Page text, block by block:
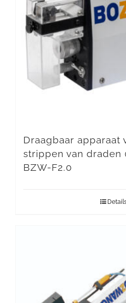
Draagbaar apparaat
strippen van draden
BZW-F2.0